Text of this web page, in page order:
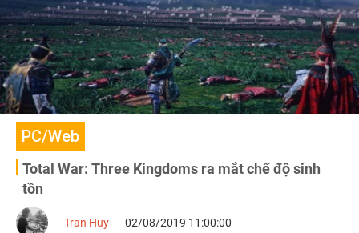
PC/Web
Total War: Three Kingdoms ra mắt chế độ sinh
tồn
Tran Huy 02/08/2019 11:00:00